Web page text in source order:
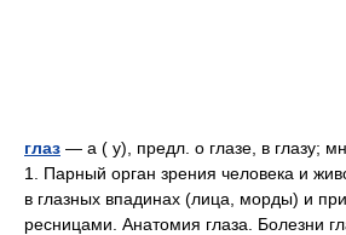
глаз — а ( у), предл. о глазе, в глазу;
1. Парный орган зрения человека и
в глазных впадинах (лица, морды) и
ресницами. Анатомия глаза. Болезни